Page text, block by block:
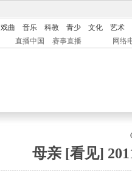
戏曲 音乐 科教 青少 文化
艺术
直播中国 赛事直播 网络
母亲 [看见]